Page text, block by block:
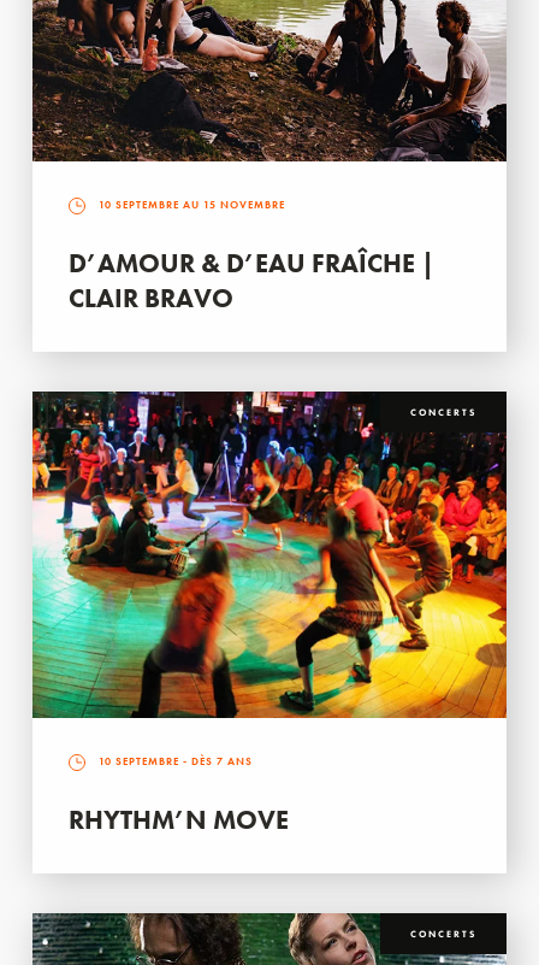
10 SEPTEMBRE AU 15 NOVEMBRE
D’AMOUR & D’EAU FRAÎCHE |
CLAIR BRAVO
CONCERTS
10 SEPTEMBRE - DÈS 7 ANS
RHYTHM’N MOVE
CONCERTS